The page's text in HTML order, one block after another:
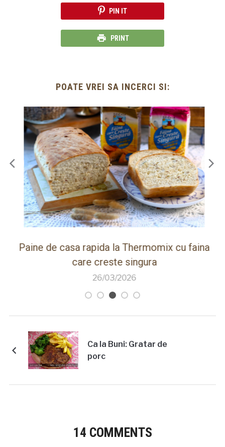
PIN IT
PRINT
POATE VREI SA INCERCI SI:
Paine de casa rapida la Thermomix cu faina
care creste singura
26/03/2026
Ca la Buni: Gratar de
porc
14 COMMENTS